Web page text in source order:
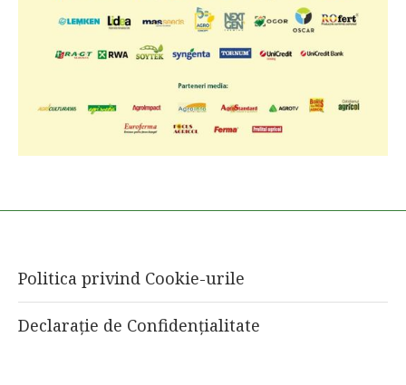
Politica privind Cookie-urile
Declarație de Confidențialitate